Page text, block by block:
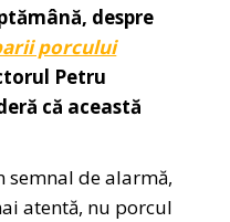
despre
porcului
Petru
că această
semnal de alarmă,
atentă, nu porcul